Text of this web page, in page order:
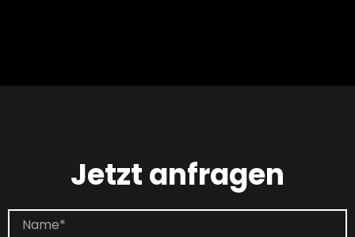
Jetzt anfragen